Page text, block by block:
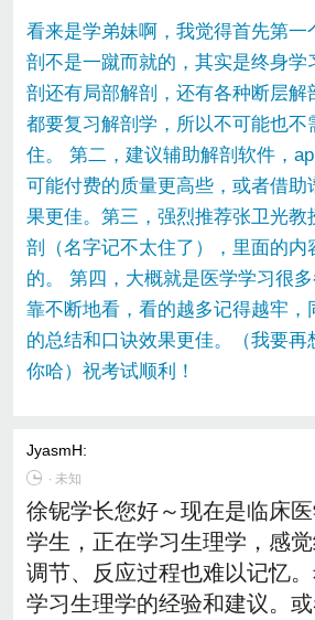
看来是学弟妹啊，我觉得首先第一
剖不是一蹴而就的，其实是终身学
剖还有局部解剖，还有各种断层解
都要复习解剖学，所以不可能也不
住。 第二，建议辅助解剖软件，
可能付费的质量更高些，或者借助
果更佳。第三，强烈推荐张卫光教
剖（名字记不太住了），里面的内
的。 第四，大概就是医学学习很
靠不断地看，看的越多记得越牢，
的总结和口诀效果更佳。（我要再
你哈）祝考试顺利！
JyasmH:
∙ 未知
徐铌学长您好～现在是临床
学生，正在学习生理学，感
调节、反应过程也难以记忆
学习生理学的经验和建议。